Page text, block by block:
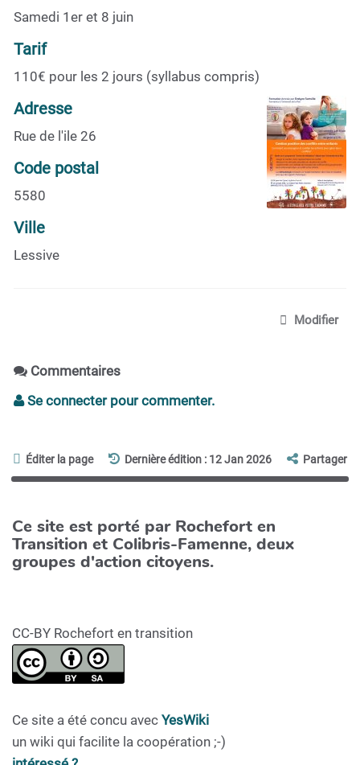
Samedi 1er et 8 juin
Tarif
110€ pour les 2 jours (syllabus compris)
Adresse
Rue de l'ile 26
Code postal
5580
Ville
Lessive
Modifier
Commentaires
Se connecter pour commenter.
Éditer la page Dernière édition : 12 Jan 2026 Partager
Ce site est porté par Rochefort en
Transition et Colibris-Famenne, deux
groupes d'action citoyens.
CC-BY Rochefort en transition
Ce site a été concu avec YesWiki
un wiki qui facilite la coopération ;-)